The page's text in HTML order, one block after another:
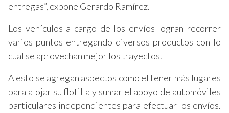
entregas”, expone Gerardo Ramírez.
Los vehículos a cargo de los envíos logran recorrer
varios puntos entregando diversos productos con lo
cual se aprovechan mejor los trayectos.
A esto se agregan aspectos como el tener más lugares
para alojar su flotilla y sumar el apoyo de automóviles
particulares independientes para efectuar los envíos.